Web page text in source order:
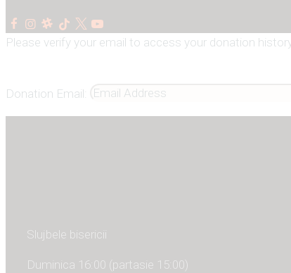
Please verify your email to access your donation
Donation Email:
Slujbele bisericii
Duminica 16:00 (partasie 15:00)